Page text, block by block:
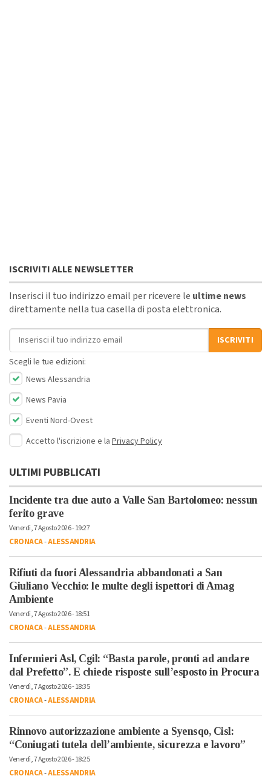
ISCRIVITI ALLE NEWSLETTER
Inserisci il tuo indirizzo email per ricevere le ultime news
direttamente nella tua casella di posta elettronica.
Indirizzo email
ISCRIVITI
Scegli le tue edizioni:
News Alessandria
News Pavia
Eventi Nord-Ovest
Accetto l'iscrizione e la Privacy Policy
ULTIMI PUBBLICATI
Incidente tra due auto a Valle San Bartolomeo: nessun
ferito grave
Venerdì, 7 Agosto 2026 - 19:27
CRONACA-ALESSANDRIA
Rifiuti da fuori Alessandria abbandonati a San
Giuliano Vecchio: le multe degli ispettori di Amag
Ambiente
Venerdì, 7 Agosto 2026 - 18:51
CRONACA-ALESSANDRIA
Infermieri Asl, Cgil: “Basta parole, pronti ad andare
dal Prefetto”. E chiede risposte sull’esposto in Procura
Venerdì, 7 Agosto 2026 - 18:35
CRONACA-ALESSANDRIA
Rinnovo autorizzazione ambiente a Syensqo, Cisl:
“Coniugati tutela dell’ambiente, sicurezza e lavoro”
Venerdì, 7 Agosto 2026 - 18:25
CRONACA-ALESSANDRIA